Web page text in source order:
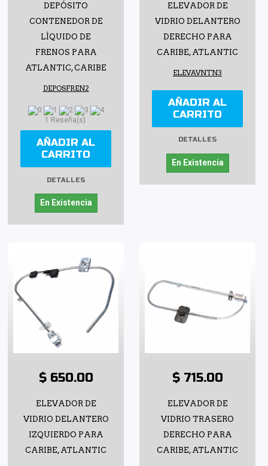
DEPÓSITO
CONTENEDOR DE
LÍQUIDO DE
FRENOS PARA
ATLANTIC, CARIBE
DEPOSFREN2
1 Reseña(s)
AÑADIR AL
CARRITO
DETALLES
En Existencia
ELEVADOR DE
VIDRIO DELANTERO
DERECHO PARA
CARIBE, ATLANTIC
ELEVAVNTN3
AÑADIR AL
CARRITO
DETALLES
En Existencia
$ 650.00
ELEVADOR DE
VIDRIO DELANTERO
IZQUIERDO PARA
CARIBE, ATLANTIC
$ 715.00
ELEVADOR DE
VIDRIO TRASERO
DERECHO PARA
CARIBE, ATLANTIC